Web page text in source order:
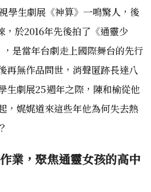
學生劇展《神算》一鳴驚人，後
於2016年先後拍了《通靈少
是當年台劇走上國際舞台的先行
再無作品問世，消聲匿跡長達八
生劇展25週年之際，陳和榆從他
，娓娓道來這些年他為何失去熱
業，聚焦通靈女孩的高中